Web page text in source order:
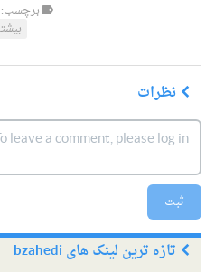
برچسب:
نظرات
ثبت
تازه ترین لینک های bzahedi